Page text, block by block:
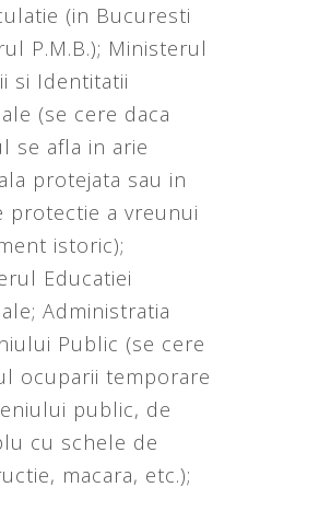
(in Bucuresti
P.M.B.); Ministerul
si Identitatii
(se cere daca
se afla in arie
protejata sau in
protectie a vreunui
istoric);
Educatiei
Administratia
Public (se cere
ocuparii temporare
public, de
cu schele de
macara, etc.);